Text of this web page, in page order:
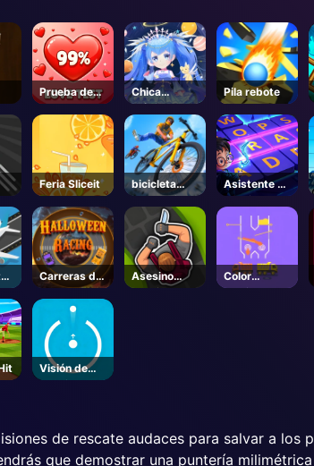
Prueba de
Amor
Chica
Mágica
Pila rebote
Feria Sliceit
bicicleta
acrobacia
carrera
Asistente de
hechizos
Carreras de
Halloween
Asesino
asesino
Color
camiones de
Visión de
hendidura
de rescate audaces para salvar a los
que demostrar una puntería